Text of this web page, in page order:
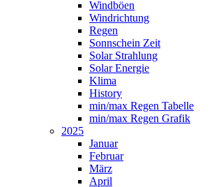
Windböen
Windrichtung
Regen
Sonnschein Zeit
Solar Strahlung
Solar Energie
Klima
History
min/max Regen Tabelle
min/max Regen Grafik
2025
Januar
Februar
März
April